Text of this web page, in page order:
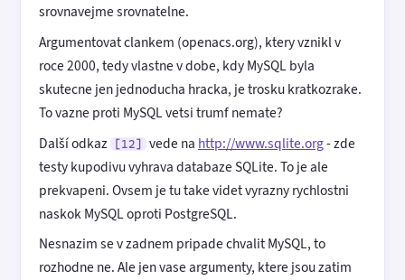
srovnavejme srovnatelne.
Argumentovat clankem (openacs.org), ktery vznikl v
roce 2000, tedy vlastne v dobe, kdy MySQL byla
skutecne jen jednoducha hracka, je trosku kratkozrake.
To vazne proti MySQL vetsi trumf nemate?
Další odkaz [12] vede na http://www.sqlite.org- zde
testy kupodivu vyhrava databaze SQLite. To je ale
prekvapeni. Ovsem je tu take videt vyrazny rychlostni
naskok MySQL oproti PostgreSQL.
Nesnazim se v zadnem pripade chvalit MySQL, to
rozhodne ne. Ale jen vase argumenty, ktere jsou zatim